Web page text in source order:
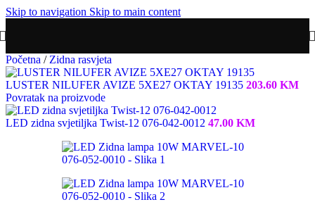
Skip to navigation Skip to main content
Početna / Zidna rasvjeta
LUSTER NILUFER AVIZE 5XE27 OKTAY 19135 203.60 KM
Povratak na proizvode
LED zidna svjetiljka Twist-12 076-042-0012 47.00 KM